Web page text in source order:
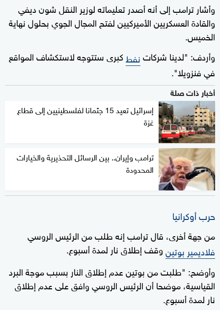
وأشار ترامب إلى أنه أصدر تعليماته لوزير النقل شون ديفي
والقادة العسكريين الأميركيين لفتح المجال الجوي بحلول نهاية
الخميس.
وأردف: "لدينا شركاتنفطكبرى ستتوجه لاستكشاف المواقع
في فنزويلا".
أخبار ذات صلة
إسرائيل تعيد 15 جثمانا لفلسطينيين إلى قطاع
غزة
ترامب وإيران.. بين الرسائل التحذيرية والخيارات
المحدودة
حرب أوكرانيا
من جهة أخرى، قال ترامب إنه طلب من الرئيس الروسي
فلاديمير بوتينوقف إطلاق نار لمدة أسبوع.
وأوضح: "طلبت من بوتين عدم إطلاق النار بسبب موجة البرد
القياسية، موضحا أن الرئيس الروسي وافق على عدم إطلاق
نار لمدة أسبوع.